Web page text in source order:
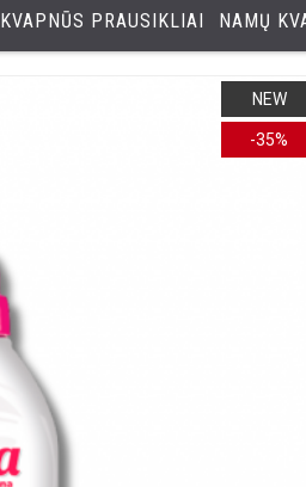
KVAPNŪS PRAUSIKLIAI NAMŲ
NEW
-35%